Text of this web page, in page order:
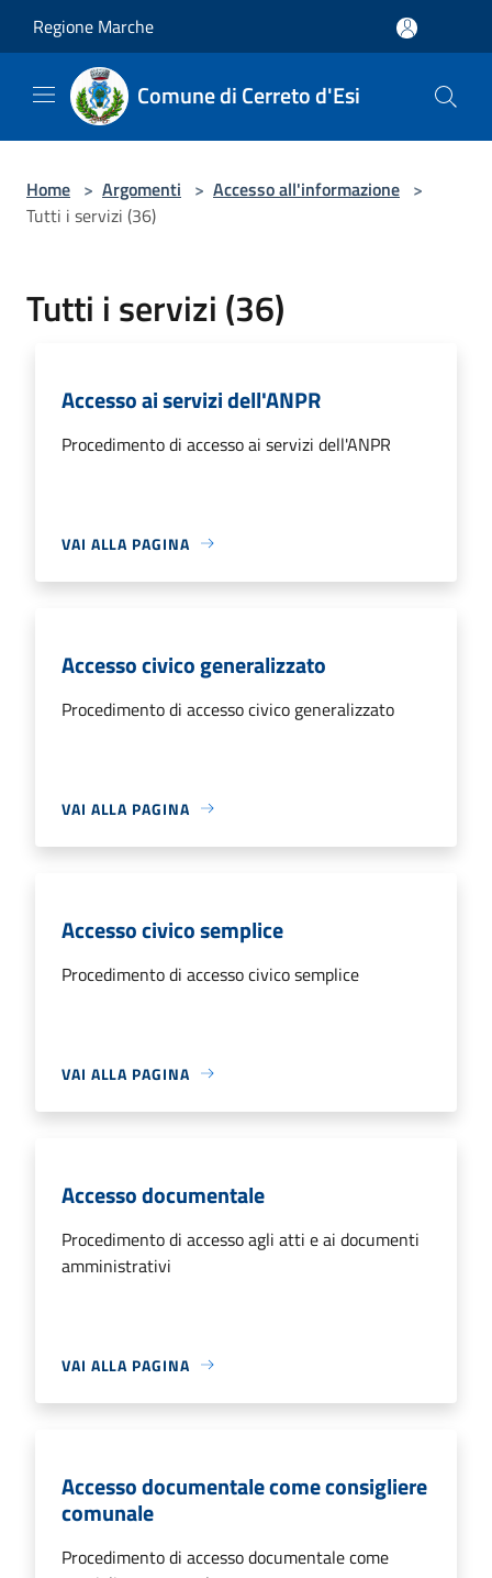
Regione Marche
Comune di Cerreto d'Esi
Home > Argomenti > Accesso all'informazione >
Tutti i servizi (36)
Tutti i servizi (36)
Accesso ai servizi dell'ANPR
Procedimento di accesso ai servizi dell'ANPR
VAI ALLA PAGINA
Accesso civico generalizzato
Procedimento di accesso civico generalizzato
VAI ALLA PAGINA
Accesso civico semplice
Procedimento di accesso civico semplice
VAI ALLA PAGINA
Accesso documentale
Procedimento di accesso agli atti e ai documenti
amministrativi
VAI ALLA PAGINA
Accesso documentale come consigliere
comunale
Procedimento di accesso documentale come